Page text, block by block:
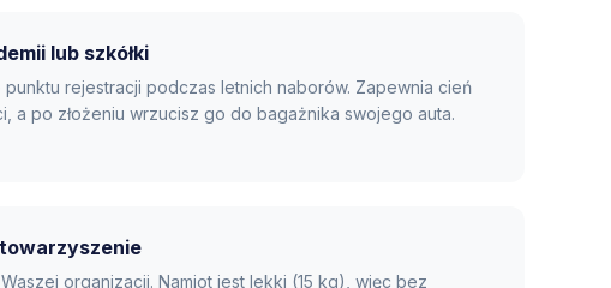
lub szkółki
rejestracji podczas letnich naborów. Zapewnia cień
a po złożeniu wrzucisz go do bagażnika swojego auta.
organizacji. Namiot jest lekki (15 kg), więc bez